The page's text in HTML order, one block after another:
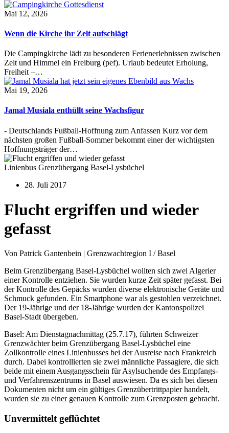
Mai 12, 2026
Wenn die Kirche ihr Zelt aufschlägt
Die Campingkirche lädt zu besonderen Ferienerlebnissen zwischen
Zelt und Himmel ein Freiburg (pef). Urlaub bedeutet Erholung,
Freiheit –…
Mai 19, 2026
Jamal Musiala enthüllt seine Wachsfigur
- Deutschlands Fußball-Hoffnung zum Anfassen Kurz vor dem
nächsten großen Fußball-Sommer bekommt einer der wichtigsten
Hoffnungsträger der…
Linienbus Grenzübergang Basel-Lysbüchel
28. Juli 2017
Flucht ergriffen und wieder
gefasst
Von Patrick Gantenbein | Grenzwachtregion I / Basel
Beim Grenzübergang Basel-Lysbüchel wollten sich zwei Algerier
einer Kontrolle entziehen. Sie wurden kurze Zeit später gefasst. Bei
der Kontrolle des Gepäcks wurden diverse elektronische Geräte und
Schmuck gefunden. Ein Smartphone war als gestohlen verzeichnet.
Der 19-Jährige und der 18-Jährige wurden der Kantonspolizei
Basel-Stadt übergeben.
Basel: Am Dienstagnachmittag (25.7.17), führten Schweizer
Grenzwächter beim Grenzübergang Basel-Lysbüchel eine
Zollkontrolle eines Linienbusses bei der Ausreise nach Frankreich
durch. Dabei kontrollierten sie zwei männliche Passagiere, die sich
beide mit einem Ausgangsschein für Asylsuchende des Empfangs-
und Verfahrenszentrums in Basel auswiesen. Da es sich bei diesen
Dokumenten nicht um ein gültiges Grenzübertrittpapier handelt,
wurden sie zu einer genauen Kontrolle zum Grenzposten gebracht.
Unvermittelt geflüchtet